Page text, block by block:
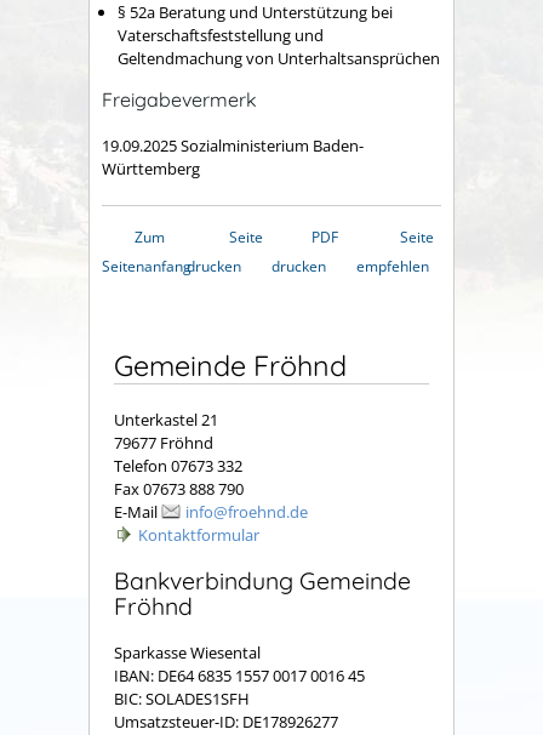
§ 52a Beratung und Unterstützung bei
Vaterschaftsfeststellung und
Geltendmachung von Unterhaltsansprüchen
Freigabevermerk
19.09.2025 Sozialministerium Baden-
Württemberg
Zum
Seitenanfang
Seite
drucken
PDF
drucken
Seite
empfehlen
Gemeinde Fröhnd
Unterkastel 21
79677 Fröhnd
Telefon 07673 332
Fax 07673 888 790
E-Mail
info@froehnd.de
Kontaktformular
Bankverbindung Gemeinde
Fröhnd
Sparkasse Wiesental
IBAN: DE64 6835 1557 0017 0016 45
BIC: SOLADES1SFH
Umsatzsteuer-ID: DE178926277